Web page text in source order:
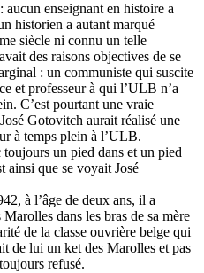
enseignant en histoire a
historien a autant marqué
siècle ni connu un telle
des raisons objectives de se
: un communiste qui suscite
et professeur à qui l’ULB n’a
C’est pourtant une vraie
Gotovitch aurait réalisé une
à temps plein à l’ULB.
un pied dans et un pied
ainsi que se voyait José
à l’âge de deux ans, il a
dans les bras de sa mère
de la classe ouvrière belge qui
de lui un ket des Marolles et pas
refusé.